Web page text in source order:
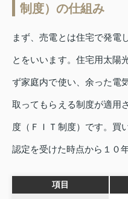
制度）の仕組み
まず、売電とは住宅で発電
とをいいます。住宅用太陽
ず家庭内で使い、余った電
取ってもらえる制度が適用
度（ＦＩＴ制度）です。買
認定を受けた時点から１０
項目